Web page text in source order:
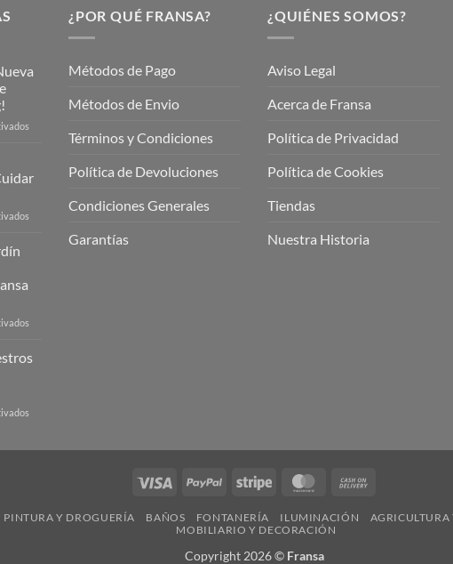
Página
Jardín
¿POR QUÉ FRANSA?
Métodos de Pago
Métodos de Envio
Términos y Condiciones
Política de Devoluciones
Condiciones Generales
Garantías
¿QUIÉNES SOMOS?
Aviso Legal
Acerca de Fransa
Política de Privacidad
Política de Cookies
Tiendas
Nuestra Historia
Visa PayPal Stripe MasterCard
Delivery
PINTURA Y DROGUERÍA BAÑOS FONTANERÍA ILUMINACIÓN
MOBILIARIO Y DECORACIÓN
Copyright 2026 © Fransa